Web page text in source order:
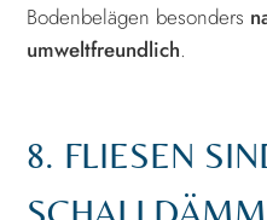
Bodenbelägen besonders
umweltfreundlich.
8. FLIESEN